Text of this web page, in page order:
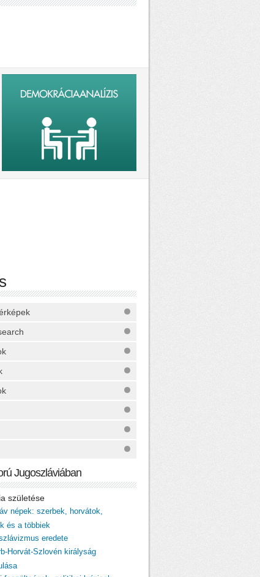
Jugoszláviában
születése
népek: szerbek, horvátok,
és a többiek
eredete
Horvát-Szlovén királyság